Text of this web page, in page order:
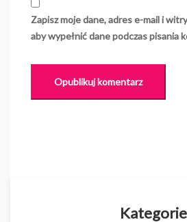
Zapisz moje dane, adres e-mail i
aby wypełnić dane podczas pisania
Kategorie